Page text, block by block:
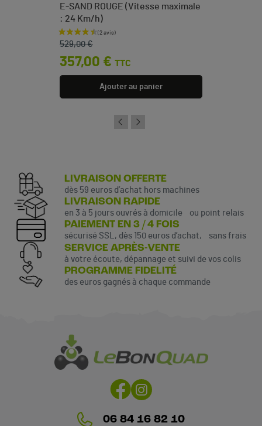
E-SAND ROUGE (Vitesse maximale
: 24 Km/h)
Prix de base
529,00 €
Prix
357,00 € TTC
Ajouter au panier
LIVRAISON OFFERTE
dès 59 euros d’achat hors machines
LIVRAISON RAPIDE
en 3 à 5 jours ouvrés à domicile ou point relais
PAIEMENT EN 3 / 4 FOIS
sécurisé SSL, dès 150 euros d’achat, sans frais
SERVICE APRÈS-VENTE
à votre écoute, dépannage et suivi de vos colis
PROGRAMME FIDELITÉ
des euros gagnés à chaque commande
06 84 16 82 10